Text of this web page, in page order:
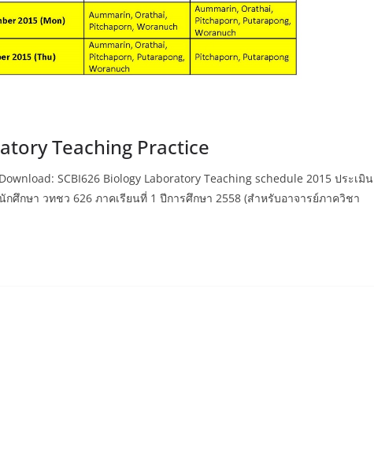
Teaching Practice
SCBI626 Biology Laboratory Teaching schedule 2015 ประเมิน
ศึกษา วทชว 626 ภาคเรียนที่ 1 ปีการศึกษา 2558 (สำหรับอาจารย์ภาควิชา